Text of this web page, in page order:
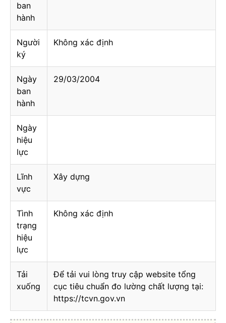
ban
hành
Người
ký
Không xác định
Ngày
ban
hành
29/03/2004
Ngày
hiệu
lực
Lĩnh
vực
Xây dựng
Tình
trạng
hiệu
lực
Không xác định
Tải
xuống
Để tải vui lòng truy cập website tổng
cục tiêu chuẩn đo lường chất lượng tại:
https://tcvn.gov.vn